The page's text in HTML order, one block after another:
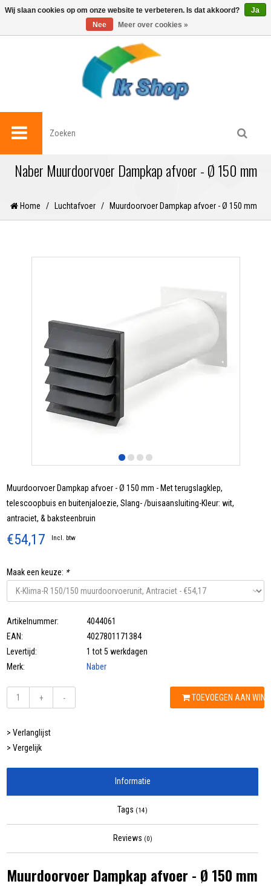
0
Naber Muurdoorvoer Dampkap afvoer - Ø 150 mm
Home / Luchtafvoer / Muurdoorvoer Dampkap afvoer - Ø 150 mm
Muurdoorvoer Dampkap afvoer - Ø 150 mm - Met terugslagklep,
telescoopbuis en buitenjaloezie, Slang- /buisaansluiting-Kleur: wit,
antraciet, & baksteenbruin
€54,17 Incl. btw
Maak een keuze: *
Artikelnummer:
4044061
EAN:
4027801171384
Levertijd:
1 tot 5 werkdagen
Merk:
Naber
+ - TOEVOEGEN AAN
> Verlanglijst
> Vergelijk
Informatie
Tags (14)
Reviews (0)
Muurdoorvoer Dampkap afvoer - Ø 150 mm
Wij slaan cookies op om onze website te verbeteren. Is dat akkoord?
Ja
Nee
Meer over cookies »